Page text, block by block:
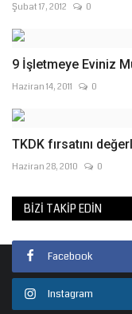
Şubat 17, 2012 0
9 İşletmeye Eviniz
Haziran 14, 2011 0
TKDK fırsatını
Haziran 28, 2010 0
BIZI TAKIP EDIN
Facebook
Instagram